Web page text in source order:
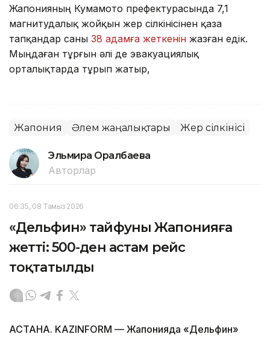
Жапонияның Кумамото префектурасында 7,1
магнитудалық жойқын жер сілкінісінен қаза
тапқандар саны 38 адамға жеткенін жазған едік.
Мыңдаған тұрғын әлі де эвакуациялық
орталықтарда тұрып жатыр,
Жапония Әлем жаңалықтары Жер сілкінісі
Эльмира Оралбаева
Авторлар
06:35, 08 Тамыз 2026
«Дельфин» тайфуны Жапонияға
жетті: 500-ден астам рейс
тоқтатылды
АСТАНА. KAZINFORM — Жапонияда «Дельфин»